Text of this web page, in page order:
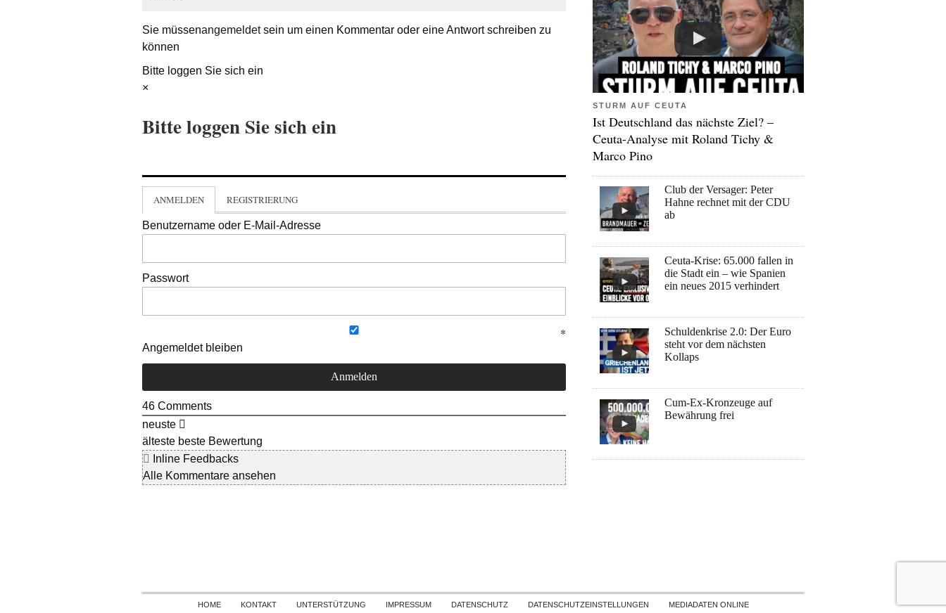
Sie müssenangemeldetsein um einen Kommentar oder eine Antwort schreiben zu
können
Bitte loggen Sie sich ein
×
Bitte loggen Sie sich ein
ANMELDEN REGISTRIERUNG
Benutzername oder E-Mail-Adresse
Passwort
Angemeldet bleiben
46 Comments
neuste
älteste beste Bewertung
Inline Feedbacks
Alle Kommentare ansehen
STURM AUF CEUTA
Ist Deutschland das nächste Ziel? –
Ceuta-Analyse mit Roland Tichy &
Marco Pino
Club der Versager: Peter
Hahne rechnet mit der CDU
ab
Ceuta-Krise: 65.000 fallen in
die Stadt ein – wie Spanien
ein neues 2015 verhindert
Schuldenkrise 2.0: Der Euro
steht vor dem nächsten
Kollaps
Cum-Ex-Kronzeuge auf
Bewährung frei
Skip to content
HOME KONTAKT UNTERSTÜTZUNG IMPRESSUM DATENSCHUTZ DATENSCHUTZEINSTELLUNGEN
MEDIADATEN ONLINE